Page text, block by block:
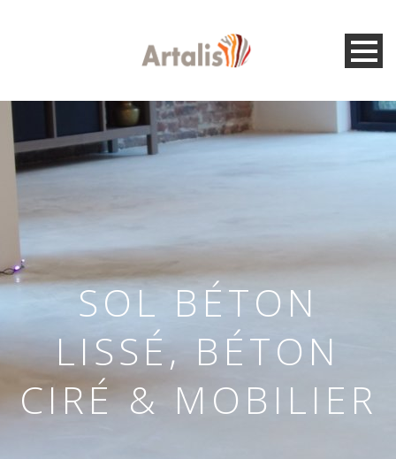
SOL BÉTON
LISSÉ, BÉTON
CIRÉ & MOBILIER